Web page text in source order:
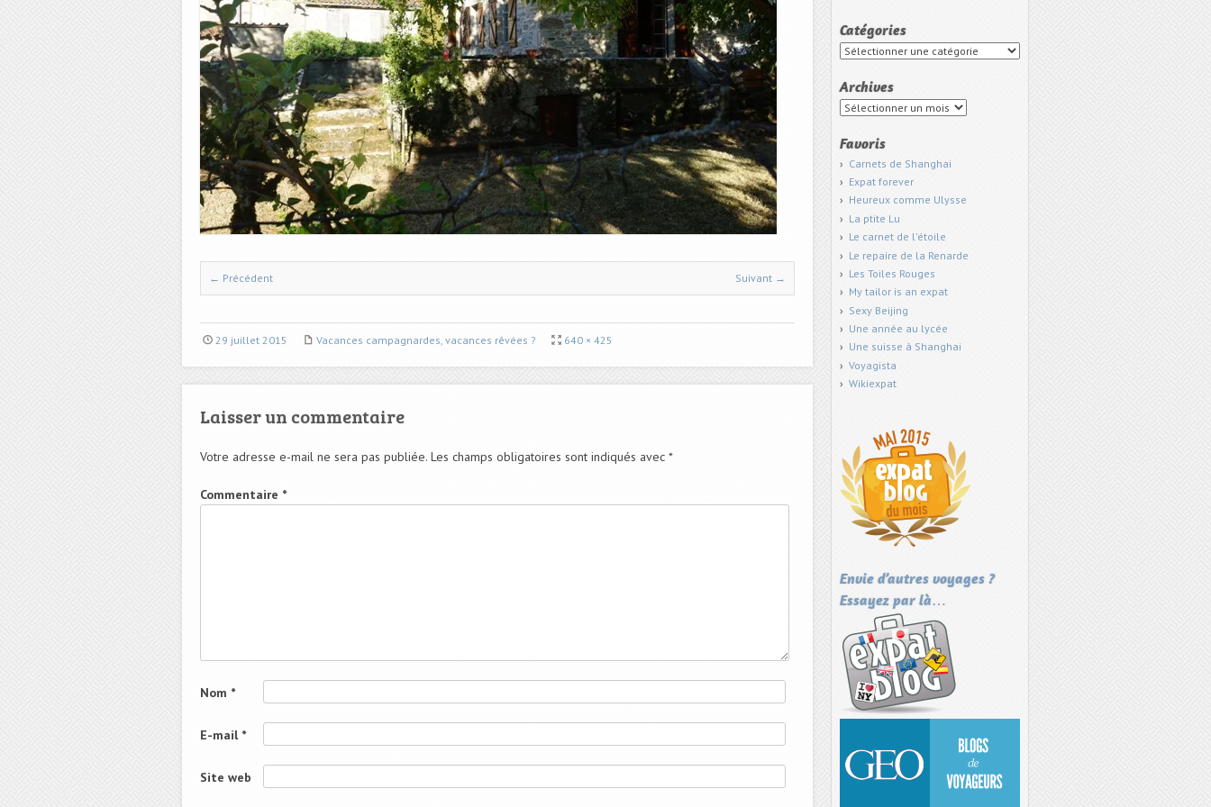
← Précédent Suivant →
29 juillet 2015 Vacances campagnardes, vacances rêvées ? 640 × 425
Laisser un commentaire
Votre adresse e-mail ne sera pas publiée. Les champs obligatoires sont indiqués avec *
Commentaire *
Nom *
E-mail *
Site web
Catégories
Catégories
Archives
Archives
Favoris
Carnets de Shanghai
Expat forever
Heureux comme Ulysse
La ptite Lu
Le carnet de l'étoile
Le repaire de la Renarde
Les Toiles Rouges
My tailor is an expat
Sexy Beijing
Une année au lycée
Une suisse à Shanghai
Voyagista
Wikiexpat
Envie d’autres voyages ?
Essayez par là…